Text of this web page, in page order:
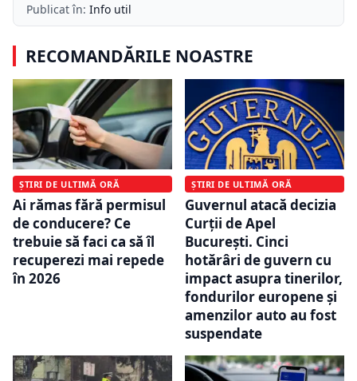
Publicat în: Info util
RECOMANDĂRILE NOASTRE
ȘTIRI DE ULTIMĂ ORĂ
Ai rămas fără permisul
de conducere? Ce
trebuie să faci ca să îl
recuperezi mai repede
în 2026
ȘTIRI DE ULTIMĂ ORĂ
Guvernul atacă decizia
Curții de Apel
București. Cinci
hotărâri de guvern cu
impact asupra tinerilor,
fondurilor europene și
amenzilor auto au fost
suspendate